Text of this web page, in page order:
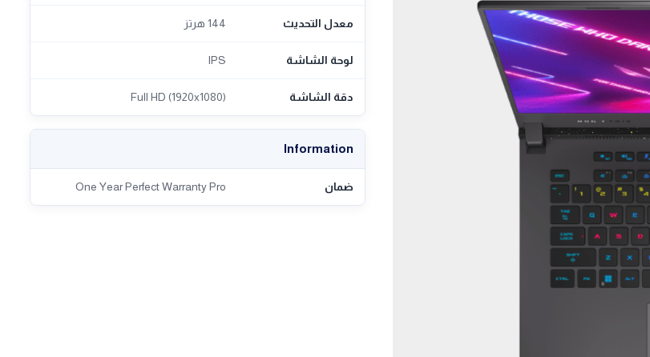
معدل التحديث 144 هرتز
لوحة الشاشة IPS
دقة الشاشة Full HD (1920x1080)
Information
ضمان One Year Perfect Warranty Pro